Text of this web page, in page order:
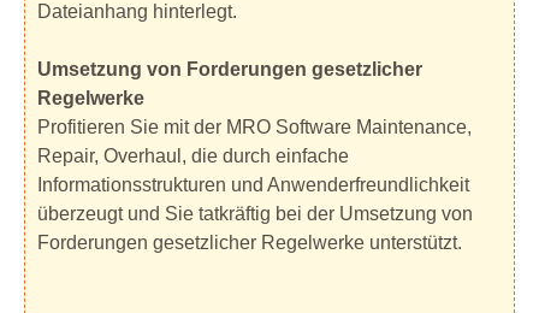
Dateianhang hinterlegt.
Umsetzung von Forderungen gesetzlicher
Regelwerke
Profitieren Sie mit der MRO Software Maintenance,
Repair, Overhaul, die durch einfache
Informationsstrukturen und Anwenderfreundlichkeit
überzeugt und Sie tatkräftig bei der Umsetzung von
Forderungen gesetzlicher Regelwerke unterstützt.